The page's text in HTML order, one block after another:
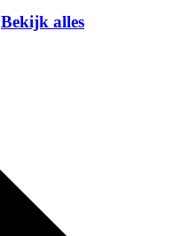
Bekijk alles